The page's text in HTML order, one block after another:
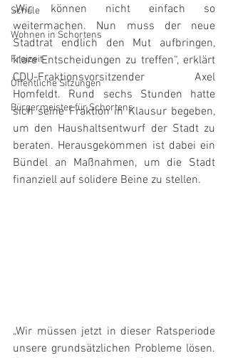
Schule
Wohnen in Schortens
Freizeit
Öffentliche Sitzungen
Bürgermeister für Schortens
„Wir können nicht einfach so
weitermachen. Nun muss der neue
Stadtrat endlich den Mut aufbringen,
klare Entscheidungen zu treffen“, erklärt
CDU-Fraktionsvorsitzender Axel
Homfeldt. Rund sechs Stunden hatte
sich seine Fraktion in Klausur begeben,
um den Haushaltsentwurf der Stadt zu
beraten. Herausgekommen ist dabei ein
Bündel an Maßnahmen, um die Stadt
finanziell auf solidere Beine zu stellen.
„Wir müssen jetzt in dieser Ratsperiode
unsere grundsätzlichen Probleme lösen.